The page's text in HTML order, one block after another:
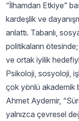
“İlhamdan Etkiye”
kardeşlik ve
anlattı. Tabanlı,
politikaların
ve ortak iyilik
Psikoloji, sosyoloji,
çok yönlü akademik
Ahmet Aydemir,
yalnızca çevresel